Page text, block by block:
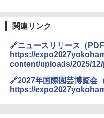
き
￥6,459
熊撃退ス
【日本企
関連リンク
🔗ニュースリリース（PDF
https://
content/uploads/2025/
🔗2027年国際園芸博覧会
https://